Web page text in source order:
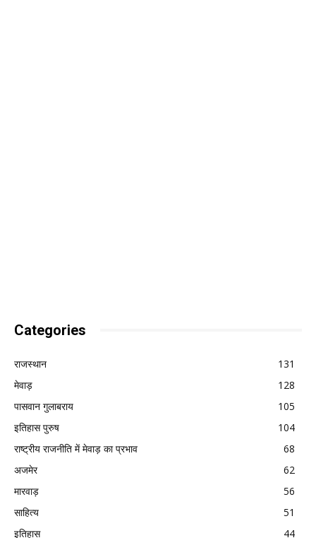
Categories
राजस्थान
131
मेवाड़
128
पासवान गुलाबराय
105
इतिहास पुरुष
104
राष्ट्रीय राजनीति में मेवाड़ का प्रभाव
68
अजमेर
62
मारवाड़
56
साहित्य
51
इतिहास
44